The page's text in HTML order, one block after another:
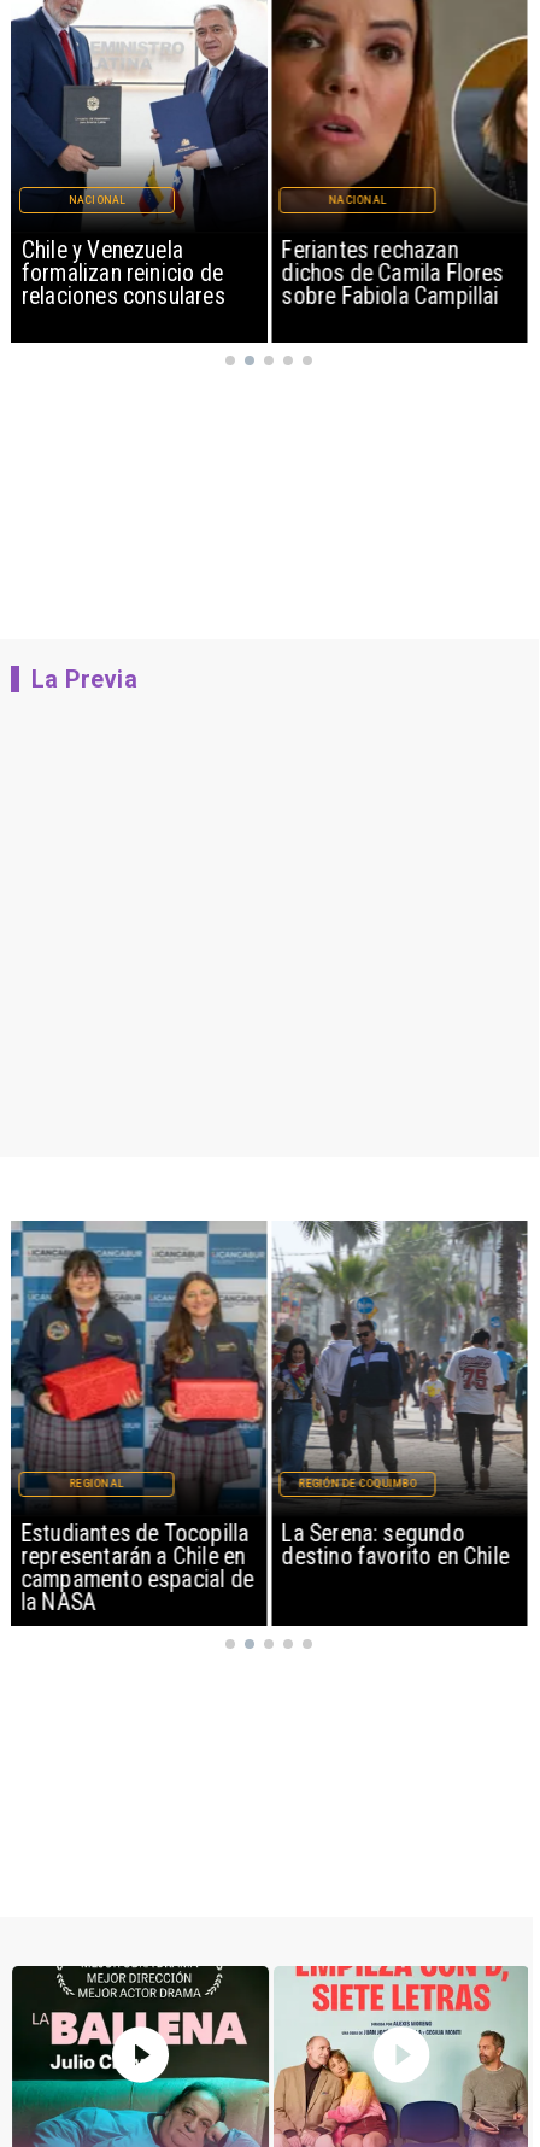
Chile y Venezuela
formalizan reinicio de
relaciones consulares
NACIONAL
Feriantes rechazan
dichos de Camila Flores
sobre Fabiola Campillai
NACIONAL
La Previa
Estudiantes de Tocopilla
representarán a Chile en
campamento espacial de
la NASA
REGIONAL
La Serena: segundo
destino favorito en Chile
REGIÓN DE COQUIMBO